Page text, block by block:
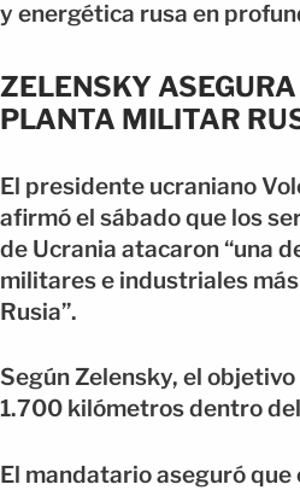
y energética rusa en
ZELENSKY
PLANTA MILITAR
El presidente ucraniano
afirmó el sábado que los
de Ucrania atacaron “una
militares e industriales
Rusia”.
Según Zelensky, el
1.700 kilómetros dentro
El mandatario aseguró